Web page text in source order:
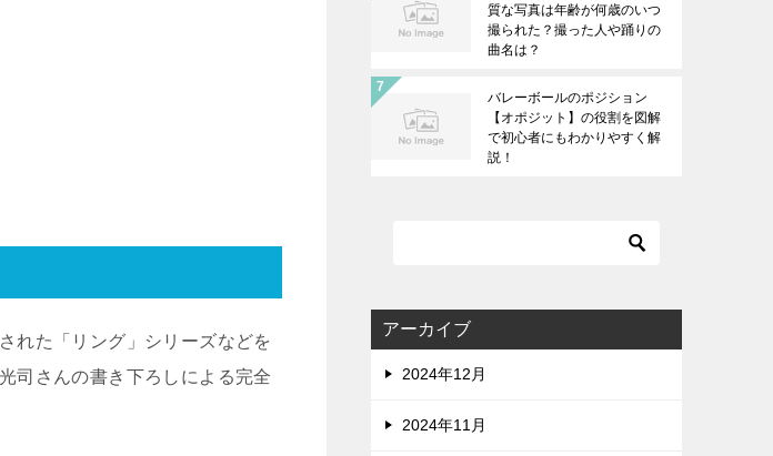
れた「リング」シリーズなどを
司さんの書き下ろしによる完全
質な写真は年齢が何歳のいつ
撮られた？撮った人や踊りの
曲名は？
バレーボールのポジション
【オポジット】の役割を図解
で初心者にもわかりやすく解
説！
アーカイブ
2024年12月
2024年11月